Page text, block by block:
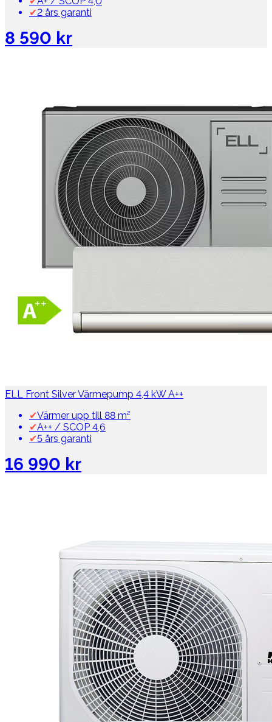
✔2 års garanti
8 590 kr
ELL Front Silver Värmepump 4,4 kW A++
✔Värmer upp till 88 m²
✔A++ / SCOP 4,6
✔5 års garanti
16 990 kr